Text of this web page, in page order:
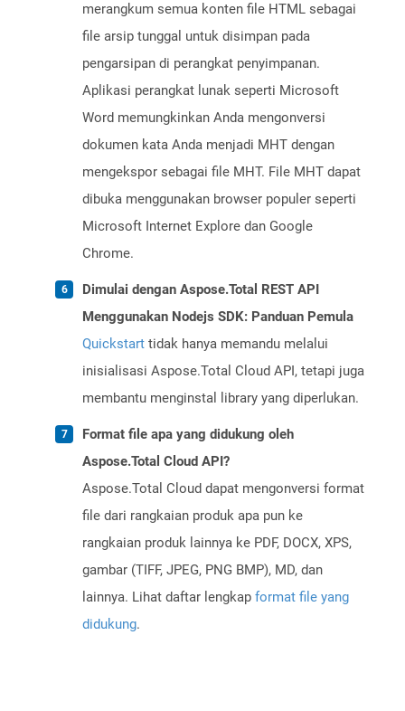
merangkum semua konten file HTML sebagai
file arsip tunggal untuk disimpan pada
pengarsipan di perangkat penyimpanan.
Aplikasi perangkat lunak seperti Microsoft
Word memungkinkan Anda mengonversi
dokumen kata Anda menjadi MHT dengan
mengekspor sebagai file MHT. File MHT dapat
dibuka menggunakan browser populer seperti
Microsoft Internet Explore dan Google
Chrome.
Dimulai dengan Aspose.Total REST API
Menggunakan Nodejs SDK: Panduan Pemula
Quickstart tidak hanya memandu melalui
inisialisasi Aspose.Total Cloud API, tetapi juga
membantu menginstal library yang diperlukan.
Format file apa yang didukung oleh
Aspose.Total Cloud API?
Aspose.Total Cloud dapat mengonversi format
file dari rangkaian produk apa pun ke
rangkaian produk lainnya ke PDF, DOCX, XPS,
gambar (TIFF, JPEG, PNG BMP), MD, dan
lainnya. Lihat daftar lengkap format file yang
didukung.